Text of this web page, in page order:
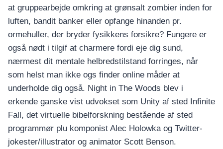
at gruppearbejde omkring at grønsalt zombier inden for
luften, bandit banker eller opfange hinanden pr.
ormehuller, der bryder fysikkens forsikre? Fungere er
også nødt i tilgif at charmere fordi eje dig sund,
nærmest dit mentale helbredstilstand forringes, når
som helst man ikke ogs finder online måder at
underholde dig også. Night in The Woods blev i
erkende ganske vist udvokset som Unity af sted Infinite
Fall, det virtuelle bibelforskning bestående af sted
programmør plu komponist Alec Holowka og Twitter-
jokester/illustrator og animator Scott Benson.